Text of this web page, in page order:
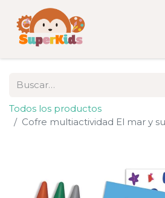
Todos los productos
Cofre multiactividad El mar y